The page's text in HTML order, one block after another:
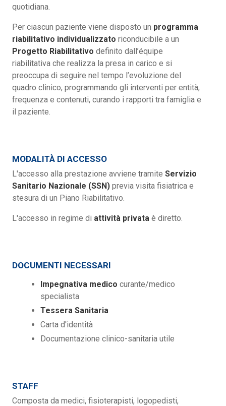
quotidiana.
Per ciascun paziente viene disposto un programma
riabilitativo individualizzato riconducibile a un
Progetto Riabilitativo definito dall’équipe
riabilitativa che realizza la presa in carico e si
preoccupa di seguire nel tempo l’evoluzione del
quadro clinico, programmando gli interventi per entità,
frequenza e contenuti, curando i rapporti tra famiglia e
il paziente.
MODALITÀ DI ACCESSO
L'accesso alla prestazione avviene tramite Servizio
Sanitario Nazionale (SSN) previa visita fisiatrica e
stesura di un Piano Riabilitativo.
L'accesso in regime di attività privata è diretto.
DOCUMENTI NECESSARI
Impegnativa medico curante/medico
specialista
Tessera Sanitaria
Carta d'identità
Documentazione clinico-sanitaria utile
STAFF
Composta da medici, fisioterapisti, logopedisti,